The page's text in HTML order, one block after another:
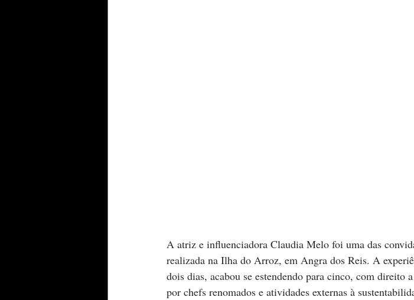
A atriz e influenciadora Claudia Melo foi uma das
realizada na Ilha do Arroz, em Angra dos Reis. A
dois dias, acabou se estendendo para cinco, com direito
por chefs renomados e atividades externas à